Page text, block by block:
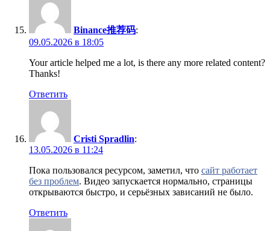
Binance推荐码:
09.05.2026 в 18:05
Your article helped me a lot, is there any more related content?
Thanks!
Ответить
Cristi Spradlin:
13.05.2026 в 11:24
Пока пользовался ресурсом, заметил, что сайт работает
без проблем. Видео запускается нормально, страницы
открываются быстро, и серьёзных зависаний не было.
Ответить